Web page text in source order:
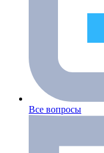
Все вопросы